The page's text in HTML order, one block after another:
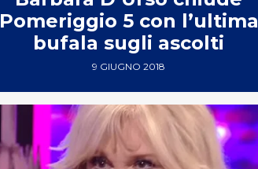
Pomeriggio 5 con l’ultima
bufala sugli ascolti
9 GIUGNO 2018